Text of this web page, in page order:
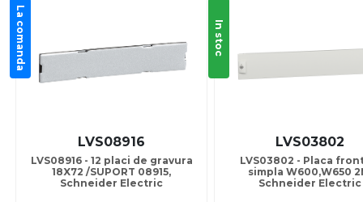
La comanda
LVS08916
LVS08916 - 12 placi de gravura
18X72 /SUPORT 08915,
Schneider Electric
In stoc
LVS03802
LVS03802 - Placa
simpla W600,W650
Schneider Electric